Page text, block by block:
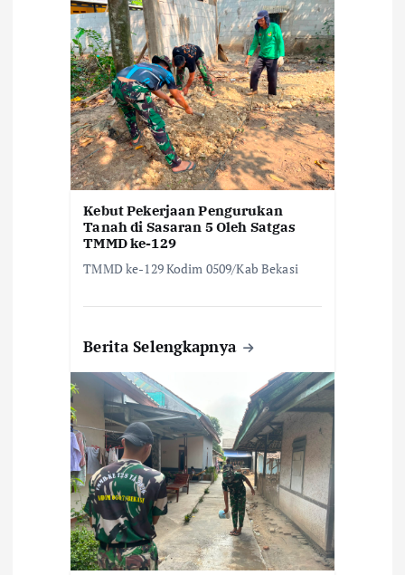
Kebut Pekerjaan Pengurukan
Tanah di Sasaran 5 Oleh Satgas
TMMD ke-129
TMMD ke-129 Kodim 0509/Kab Bekasi
Berita Selengkapnya